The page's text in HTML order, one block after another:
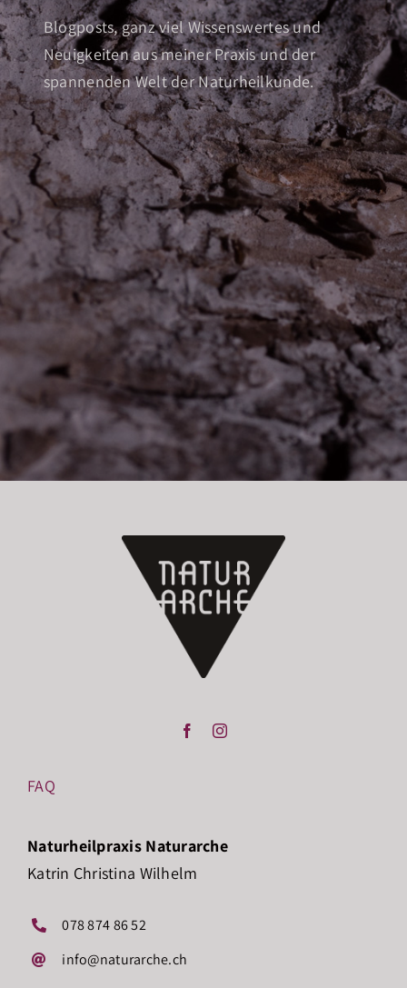
Blogposts, ganz viel Wissenswertes und
Neuigkeiten aus meiner Praxis und der
spannenden Welt der Naturheilkunde.
Jetzt anmelden!
FAQ
Naturheilpraxis Naturarche
Katrin Christina Wilhelm
078 874 86 52
info@naturarche.ch